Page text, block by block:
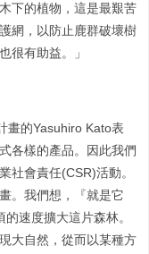
下的植物，這是最艱苦
網，以防止鹿群破壞樹
很有助益。」
畫的Yasuhiro Kato表
各樣的產品。因此我們
社會責任(CSR)活動。
。我們想，『就是它
速度擴大這片森林。
大自然，從而以某種方